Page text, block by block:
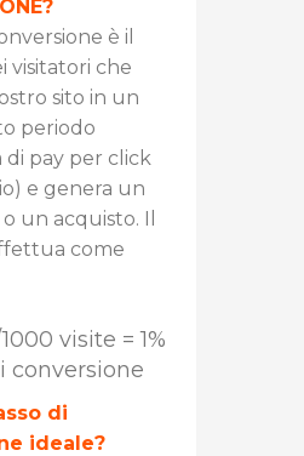
è il
visitatori che
sito in un
periodo
di pay per click
e genera un
un acquisto. Il
come
visite = 1%
conversione
di
ideale?